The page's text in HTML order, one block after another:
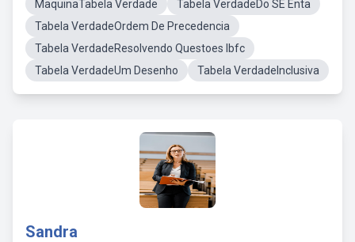
MaquinaTabela Verdade
Tabela VerdadeDo SE Enta
Tabela VerdadeOrdem De Precedencia
Tabela VerdadeResolvendo Questoes Ibfc
Tabela VerdadeUm Desenho
Tabela VerdadeInclusiva
Sandra